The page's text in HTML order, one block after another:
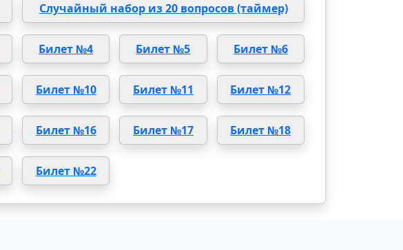
Случайный набор из 20 вопросов (таймер)
Билет №4 Билет №5 Билет №6
Билет №10 Билет №11 Билет №12
Билет №16 Билет №17 Билет №18
Билет №22